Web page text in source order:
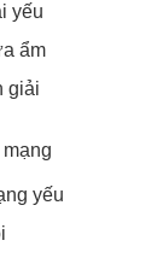
yếu
ẩm
giải
yếu